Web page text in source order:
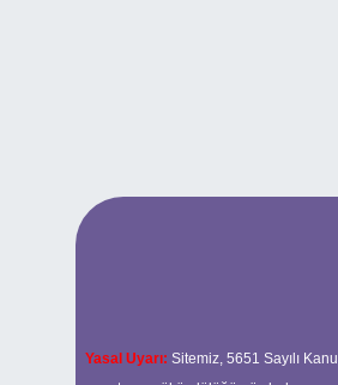
Yasal Uyarı: Sitemiz, 5651 Sayılı